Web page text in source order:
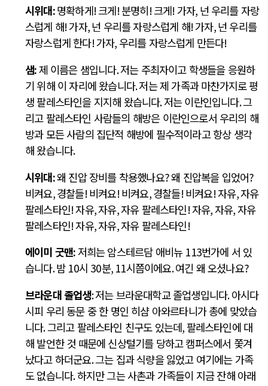
시위대:명확하게!크게!분명히!크게!가자, 넌 우리를 자랑
스럽게 해!가자,넌 우리를 자랑스럽게 해!가자,넌 우리를
자랑스럽게 한다!가자, 우리를 자랑스럽게 만든다!
샘:제 이름은 샘입니다.저는 주최자이고 학생들을 응원하
기 위해 이 자리에 왔습니다.저는 제 가족과 마찬가지로 평
생 팔레스타인을 지지해 왔습니다.저는 이란인입니다.그
리고 팔레스타인 사람들의 해방은 이란인으로서 우리의 해
방과 모든 사람의 집단적 해방에 필수적이라고 항상 생각
해 왔습니다.
시위대:왜 진압 장비를 착용했나요?왜 진압복을 입었어?
비켜요,경찰들!비켜요!비켜요,경찰들!비켜요!자유,자유
팔레스타인!자유,자유,자유 팔레스타인!자유,자유,자유
팔레스타인!자유,자유,자유 팔레스타인!
에이미 굿맨:저희는 암스테르담 애비뉴 113번가에 서 있
습니다.밤 10시 30분, 11시쯤이에요.여긴 왜 오셨나요?
브라운대 졸업생:저는 브라운대학교 졸업생입니다.아시다
시피 우리 동문 중 한 명인 히샴 아와르타니가 총에 맞았습
니다.그리고 팔레스타인 친구도 있는데, 팔레스타인에 대
해 발언한 것 때문에 신상털기를 당하고 캠퍼스에서 쫓겨
났다고 하더군요.그는 집과 식량을 잃었고 여기에는 가족
도 없습니다.하지만 그는 사촌과 가족들이 지금 잔해 아래